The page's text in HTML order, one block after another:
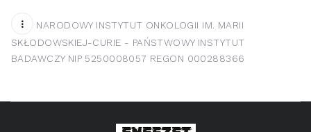
NARODOWY INSTYTUT ONKOLOGII IM. MARII
SKŁODOWSKIEJ-CURIE - PAŃSTWOWY INSTYTUT
BADAWCZY NIP 5250008057 REGON 000288366